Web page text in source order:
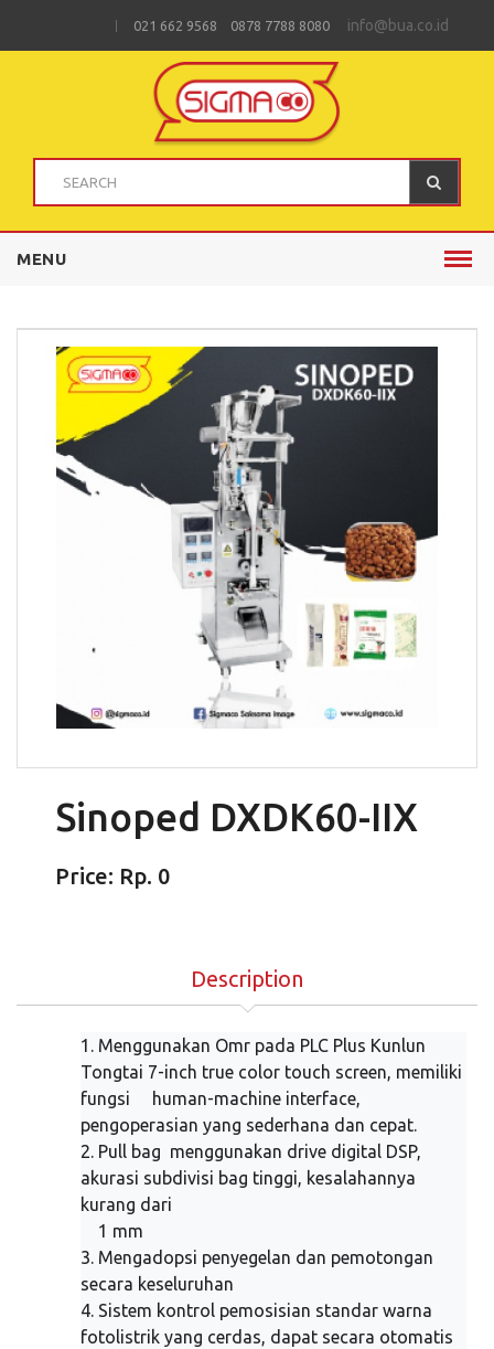
021 662 9568 0878 7788 8080 info@bua.co.id
MENU
Sinoped DXDK60-IIX
Price: Rp. 0
Description
1. Menggunakan Omr pada PLC Plus Kunlun
Tongtai 7-inch true color touch screen, memiliki
fungsi human-machine interface,
pengoperasian yang sederhana dan cepat.
2. Pull bag menggunakan drive digital DSP,
akurasi subdivisi bag tinggi, kesalahannya
kurang dari
1 mm
3. Mengadopsi penyegelan dan pemotongan
secara keseluruhan
4. Sistem kontrol pemosisian standar warna
fotolistrik yang cerdas, dapat secara otomatis